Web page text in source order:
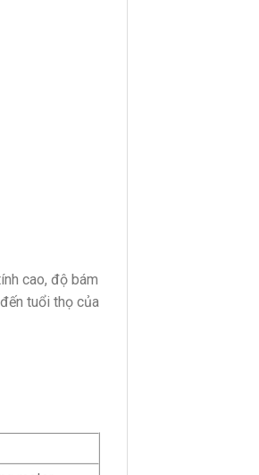
cao, độ bám
tuổi thọ của